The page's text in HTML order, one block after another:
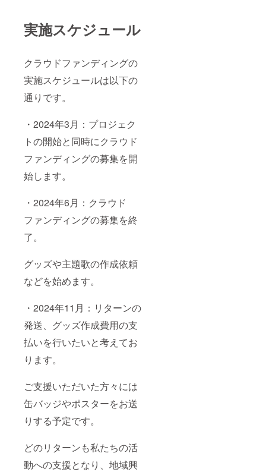
実施スケジュール
クラウドファンディングの
実施スケジュールは以下の
通りです。
・2024年3月：プロジェク
トの開始と同時にクラウド
ファンディングの募集を開
始します。
・2024年6月：クラウド
ファンディングの募集を終
了。
グッズや主題歌の作成依頼
などを始めます。
・2024年11月：リターンの
発送、グッズ作成費用の支
払いを行いたいと考えてお
ります。
ご支援いただいた方々には
缶バッジやポスターをお送
りする予定です。
どのリターンも私たちの活
動への支援となり、地域興